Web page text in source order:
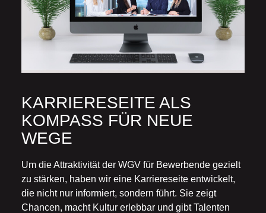
KARRIERESEITE ALS
KOMPASS FÜR NEUE
WEGE
Um die Attraktivität der WGV für Bewerbende gezielt
zu stärken, haben wir eine Karriereseite entwickelt,
die nicht nur informiert, sondern führt. Sie zeigt
Chancen, macht Kultur erlebbar und gibt Talenten